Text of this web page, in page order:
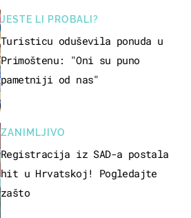
JESTE LI PROBALI?
Turisticu oduševila ponuda u
Primoštenu: "Oni su puno
pametniji od nas"
ZANIMLJIVO
Registracija iz SAD-a postala
hit u Hrvatskoj! Pogledajte
zašto